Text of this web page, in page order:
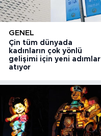
GENEL
Çin tüm dünyada
kadınların çok yönlü
gelişimi için yeni adımlar
atıyor